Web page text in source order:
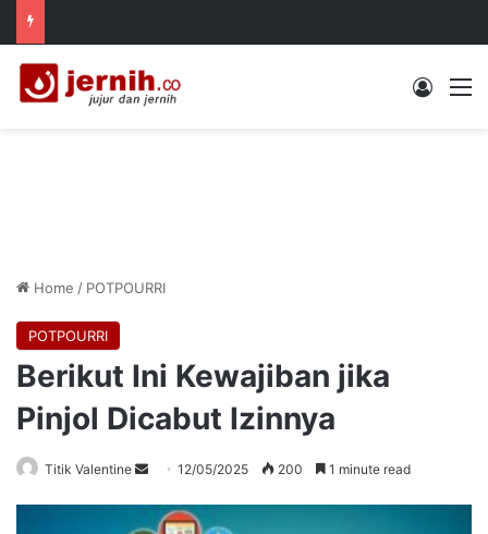
Log In
Home / POTPOURRI
POTPOURRI
Berikut Ini Kewajiban jika
Pinjol Dicabut Izinnya
Titik Valentine
Send
email
12/05/2025 200 1 minute read